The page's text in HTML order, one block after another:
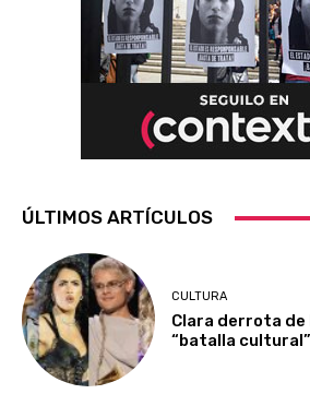
ÚLTIMOS ARTÍCULOS
CULTURA
Clara derrota de
“batalla cultural”